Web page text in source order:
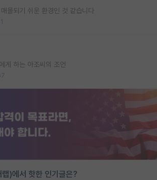
몰되기 쉬운 환경인 것 같습니다
게 하는 아조씨의 조언
)에서 핫한 인기글은?